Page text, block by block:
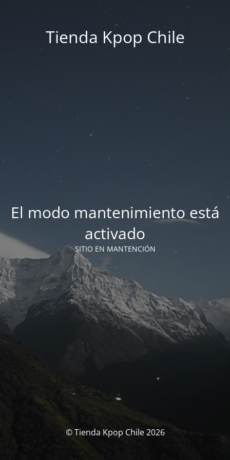
Tienda Kpop Chile
El modo mantenimiento está
activado
SITIO EN MANTENCIÓN
© Tienda Kpop Chile 2026